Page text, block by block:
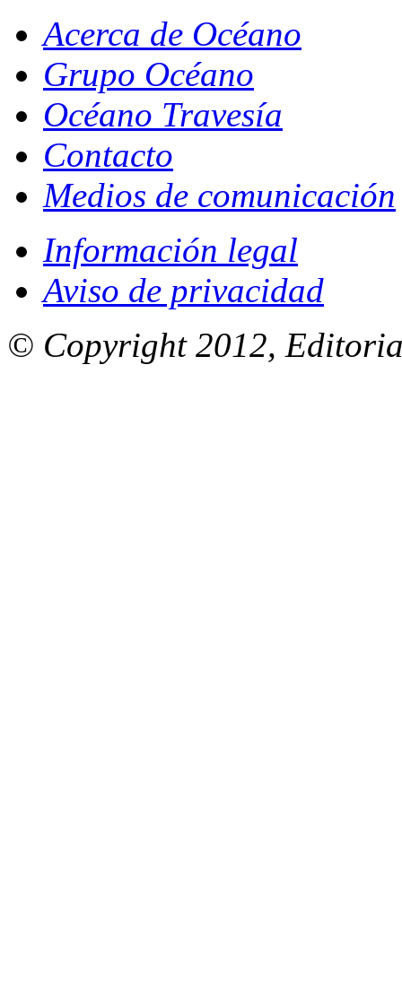
Acerca de Océano
Grupo Océano
Océano Travesía
Contacto
Medios de comunicación
Información legal
Aviso de privacidad
© Copyright 2012,